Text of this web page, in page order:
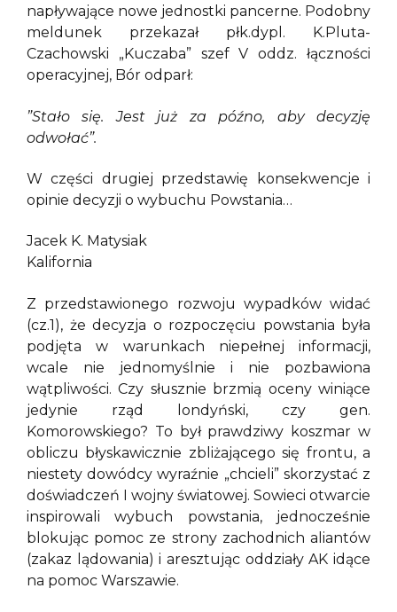
napływające nowe jednostki pancerne. Podobny
meldunek przekazał płk.dypl. K.Pluta-
Czachowski „Kuczaba” szef V oddz. łączności
operacyjnej, Bór odparł:
”Stało się. Jest już za późno, aby decyzję
odwołać”.
W części drugiej przedstawię konsekwencje i
opinie decyzji o wybuchu Powstania…
Jacek K. Matysiak
Kalifornia
Z przedstawionego rozwoju wypadków widać
(cz.1), że decyzja o rozpoczęciu powstania była
podjęta w warunkach niepełnej informacji,
wcale nie jednomyślnie i nie pozbawiona
wątpliwości. Czy słusznie brzmią oceny winiące
jedynie rząd londyński, czy gen.
Komorowskiego? To był prawdziwy koszmar w
obliczu błyskawicznie zbliżającego się frontu, a
niestety dowódcy wyraźnie „chcieli” skorzystać z
doświadczeń I wojny światowej. Sowieci otwarcie
inspirowali wybuch powstania, jednocześnie
blokując pomoc ze strony zachodnich aliantów
(zakaz lądowania) i aresztując oddziały AK idące
na pomoc Warszawie.